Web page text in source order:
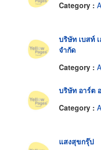
Category :
บริษัท เบสท์
จำกัด
Category :
บริษัท อาร์ต
Category :
แสงสุขกรุ๊ป